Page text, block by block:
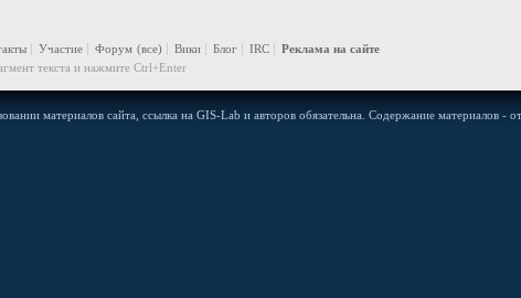
Участие Форум (все) Вики Блог IRC
Реклама на сайте
текста и нажмите Ctrl+Enter
материалов сайта, ссылка на GIS-Lab и авторов обязательна. Содержание материалов -